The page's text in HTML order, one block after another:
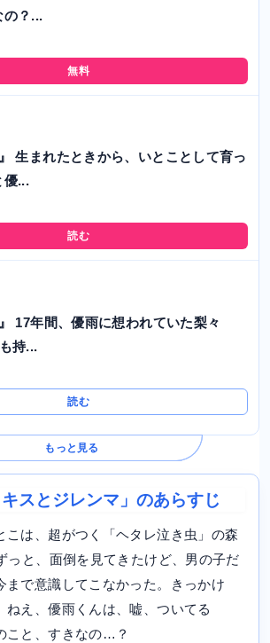
の？...
無料
生まれたときから、いとことして育っ
優...
読む
17年間、優雨に想われていた梨々
持...
読む
もっと見る
スとジレンマ」のあらすじ
こは、超がつく「ヘタレ泣き虫」の森
っと、面倒を見てきたけど、男の子だ
まで意識してこなかった。きっかけ
え、優雨くんは、嘘、ついてる
こと、すきなの…？